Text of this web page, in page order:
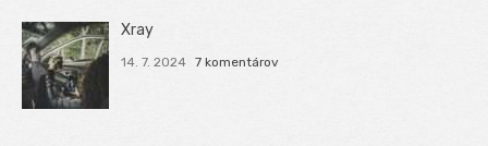
Xray
14. 7. 2024 7 komentárov